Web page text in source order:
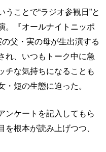
ことで“ラジオ参観日”と
。『オールナイトニッポ
父・実の母が生出演する
れ、いつもトーク中に急
チな気持ちになることも
短の生態に迫った。
ンケートを記入してもら
根本が読み上げつつ、